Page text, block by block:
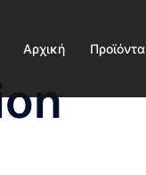
Αρχική Προϊόντα